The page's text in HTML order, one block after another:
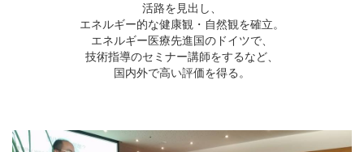
活路を見出し、
エネルギー的な健康観・自然観を確立。
エネルギー医療先進国のドイツで、
技術指導のセミナー講師をするなど、
国内外で高い評価を得る。